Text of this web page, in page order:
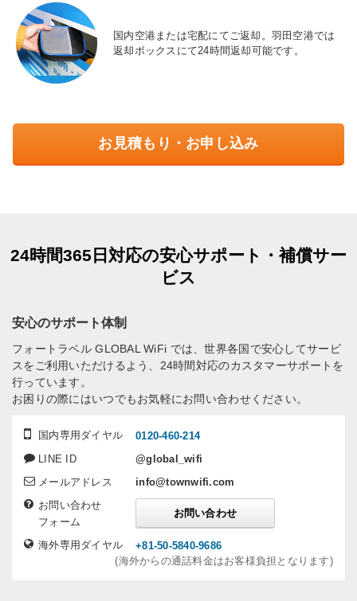
国内空港または宅配にてご返却。羽田空港では
返却ボックスにて24時間返却可能です。
お見積もり・お申し込み
24時間365日対応の安心サポート・補償サー
ビス
安心のサポート体制
国内専用ダイヤル
0120-460-214
LINE ID
@global_wifi
メールアドレス
info@townwifi.com
お問い合わせ
フォーム
お問い合わせ
海外専用ダイヤル
+81-50-5840-9686
(海外からの通話料金はお客様負担となります)
フォートラベル GLOBAL WiFi では、世界各国で安心してサービ
スをご利用いただけるよう、24時間対応のカスタマーサポートを
行っています。
お困りの際にはいつでもお気軽にお問い合わせください。